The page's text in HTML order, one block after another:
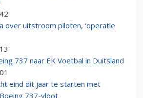
over uitstroom piloten, ‘operatie
737 naar EK Voetbal in Duitsland
eind dit jaar te starten met
737-vloot